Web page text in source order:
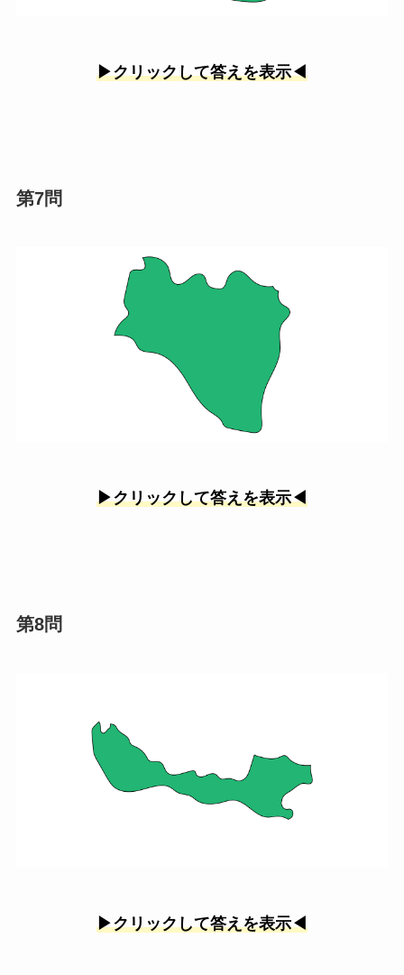
▶︎クリックして答えを表示◀︎
第7問
▶︎クリックして答えを表示◀︎
第8問
▶︎クリックして答えを表示◀︎